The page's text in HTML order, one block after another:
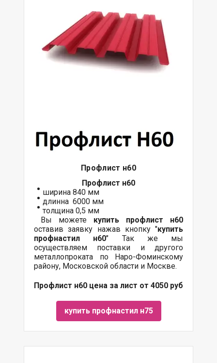
Профлист н60
Профлист н60
ширина 840 мм
длинна 6000 мм
толщина 0,5 мм
Вы можете купить профлист н60
оставив заявку нажав кнопку "купить
профнастил н60" Так же мы
осуществляем поставки и другого
металлопроката по Наро-Фоминскому
району, Московской области и Москве.
Профлист н60 цена за лист от 4050 руб
купить профнастил н75